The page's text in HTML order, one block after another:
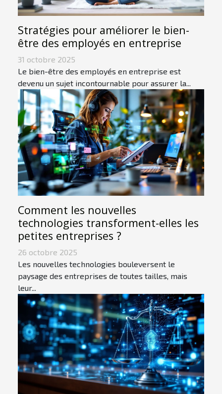
Stratégies pour améliorer le bien-
être des employés en entreprise
31 octobre 2025
Le bien-être des employés en entreprise est
devenu un sujet incontournable pour assurer la...
Comment les nouvelles
technologies transforment-elles les
petites entreprises ?
26 octobre 2025
Les nouvelles technologies bouleversent le
paysage des entreprises de toutes tailles, mais
leur...